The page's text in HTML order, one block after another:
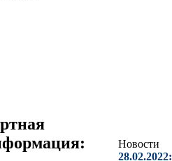
Новости
28.02.2022: